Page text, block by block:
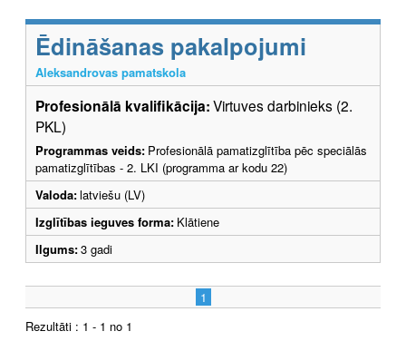
Ēdināšanas pakalpojumi
Aleksandrovas pamatskola
Profesionālā kvalifikācija:Virtuves darbinieks (2.
PKL)
Programmas veids: Profesionālā pamatizglītība pēc speciālās
pamatizglītības - 2. LKI (programma ar kodu 22)
Valoda:latviešu (LV)
Izglītības ieguves forma: Klātiene
Ilgums:3 gadi
1
Rezultāti : 1 - 1 no 1